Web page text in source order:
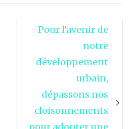
Pour l’avenir de
notre
développement
urbain,
dépassons nos
cloisonnements